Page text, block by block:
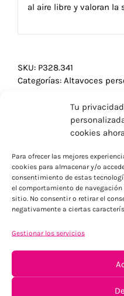
Tu
cookies ahora
Para ofrecer las mejores
cookies para almacenar y/o
consentimiento de estas
el comportamiento de
sitio. No consentir o retirar el
negativamente a ciertas
Gestionar los servicios
al aire libre y valoran
SKU: P328.341
Categorías: Altavoces
ENVÍOS
Para